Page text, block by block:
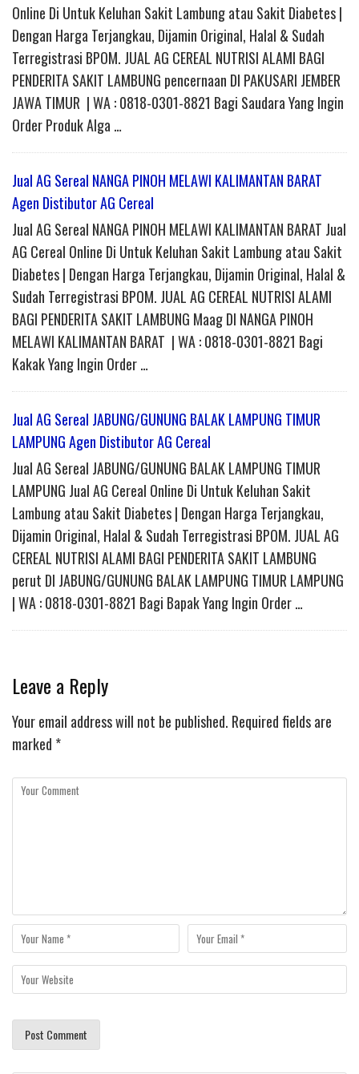
Online Di Untuk Keluhan Sakit Lambung atau Sakit Diabetes |
Dengan Harga Terjangkau, Dijamin Original, Halal & Sudah
Terregistrasi BPOM. JUAL AG CEREAL NUTRISI ALAMI BAGI
PENDERITA SAKIT LAMBUNG pencernaan DI PAKUSARI JEMBER
JAWA TIMUR | WA : 0818-0301-8821 Bagi Saudara Yang Ingin
Order Produk Alga …
Jual AG Sereal NANGA PINOH MELAWI KALIMANTAN BARAT
Agen Distibutor AG Cereal
Jual AG Sereal NANGA PINOH MELAWI KALIMANTAN BARAT Jual
AG Cereal Online Di Untuk Keluhan Sakit Lambung atau Sakit
Diabetes | Dengan Harga Terjangkau, Dijamin Original, Halal &
Sudah Terregistrasi BPOM. JUAL AG CEREAL NUTRISI ALAMI
BAGI PENDERITA SAKIT LAMBUNG Maag DI NANGA PINOH
MELAWI KALIMANTAN BARAT | WA : 0818-0301-8821 Bagi
Kakak Yang Ingin Order …
Jual AG Sereal JABUNG/GUNUNG BALAK LAMPUNG TIMUR
LAMPUNG Agen Distibutor AG Cereal
Jual AG Sereal JABUNG/GUNUNG BALAK LAMPUNG TIMUR
LAMPUNG Jual AG Cereal Online Di Untuk Keluhan Sakit
Lambung atau Sakit Diabetes | Dengan Harga Terjangkau,
Dijamin Original, Halal & Sudah Terregistrasi BPOM. JUAL AG
CEREAL NUTRISI ALAMI BAGI PENDERITA SAKIT LAMBUNG
perut DI JABUNG/GUNUNG BALAK LAMPUNG TIMUR LAMPUNG
| WA : 0818-0301-8821 Bagi Bapak Yang Ingin Order …
Leave a Reply
Your email address will not be published. Required fields are
marked *